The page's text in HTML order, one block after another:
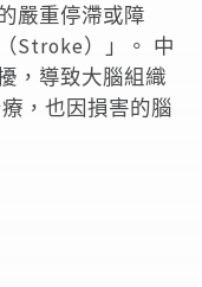
嚴重停滯或障
Stroke）」。 中
，導致大腦組織
，也因損害的腦